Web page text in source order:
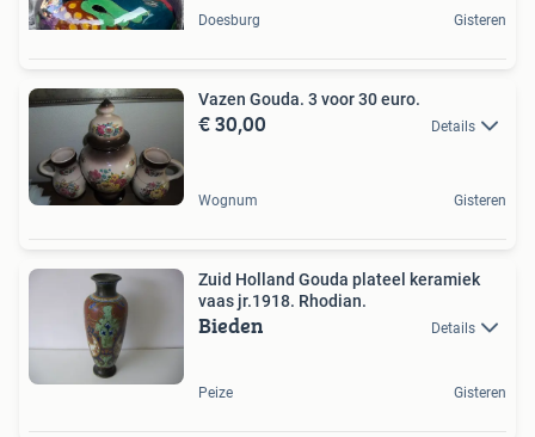
Doesburg Gisteren
Vazen Gouda. 3 voor 30 euro.
€ 30,00 Details
Wognum Gisteren
Zuid Holland Gouda plateel keramiek
vaas jr.1918. Rhodian.
Bieden Details
Peize Gisteren